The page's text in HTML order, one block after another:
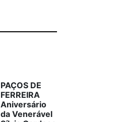
PAÇOS DE
FERREIRA
Aniversário
da Venerável